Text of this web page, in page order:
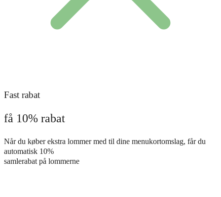
Fast rabat
få 10% rabat
Når du køber ekstra lommer med til dine menukortomslag, får du
automatisk 10%
samlerabat på lommerne